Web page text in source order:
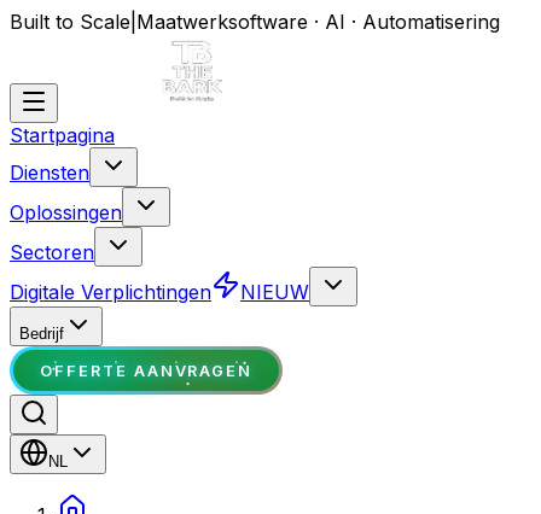
Built to Scale Maatwerksoftware · AI · Automatisering
Startpagina
Diensten
Oplossingen
Sectoren
Digitale Verplichtingen
NIEUW
Bedrijf
OFFERTE AANVRAGEN
NL